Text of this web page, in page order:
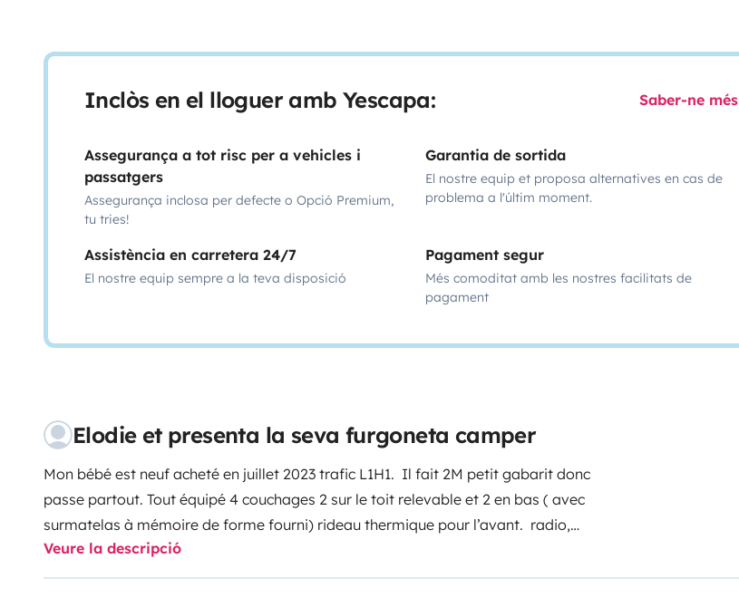
Inclòs en el lloguer amb Yescapa: Saber-ne més
Assegurança a tot risc per a vehicles i
passatgers
Assegurança inclosa per defecte o Opció Premium,
tu tries!
Garantia de sortida
El nostre equip et proposa alternatives en cas de
problema a l'últim moment.
Assistència en carretera 24/7
El nostre equip sempre a la teva disposició
Pagament segur
Més comoditat amb les nostres facilitats de
pagament
Elodie et presenta la seva furgoneta camper
Mon bébé est neuf acheté en juillet 2023 trafic L1H1. Il fait 2M petit gabarit donc
passe partout. Tout équipé 4 couchages 2 sur le toit relevable et 2 en bas ( avec
surmatelas à mémoire de forme fourni) rideau thermique pour l’avant. radio,
Bluetooth, Clim, petit frigo avec freezer, évier et plaque à gaz. douche extérieur avec
rideau à poser sur le haillon. Eau chaude intégré. Wc portatif. Réservoir eau propre et
Veure la descripció